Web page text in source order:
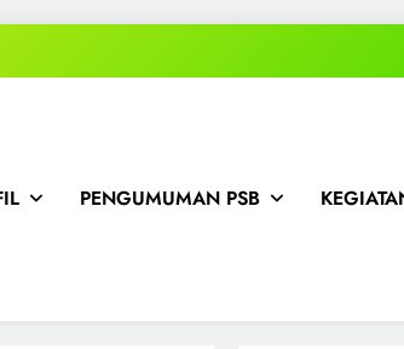
PENGUMUMAN PSB